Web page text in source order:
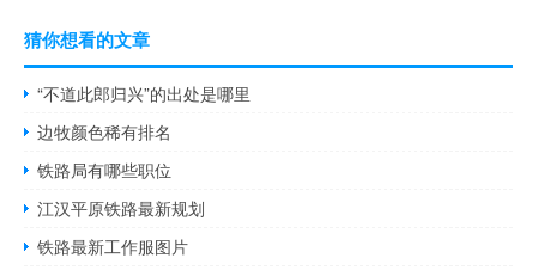
猜你想看的文章
“不道此郎归兴”的出处是哪里
边牧颜色稀有排名
铁路局有哪些职位
江汉平原铁路最新规划
铁路最新工作服图片